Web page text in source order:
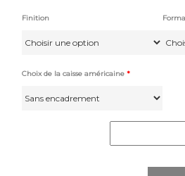
Finition
Choix de la caisse américaine *
quantité